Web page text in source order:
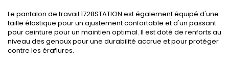
Le pantalon de travail 1728STATION est également équipé d'une
taille élastique pour un ajustement confortable et d'un passant
pour ceinture pour un maintien optimal. Il est doté de renforts au
niveau des genoux pour une durabilité accrue et pour protéger
contre les éraflures.